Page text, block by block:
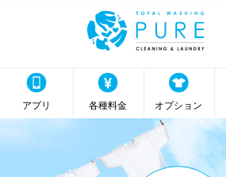
アプリ 各種料金 オプション